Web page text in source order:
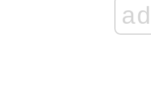
ad